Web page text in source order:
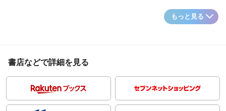
もっと見る
書店などで詳細を見る